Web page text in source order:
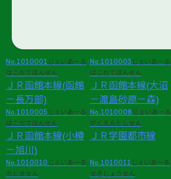
No.1010001 じぇいあーる
はこだてほんせん
ＪＲ函館本線(函館
－長万部)
No.1010003 じぇいあーる
はこだてほんせん
ＪＲ函館本線(大沼
－渡島砂原－森)
No.1010005 じぇいあーる
はこだてほんせん
ＪＲ函館本線(小樽
－旭川)
No.1010008 じぇいあーる
がくえんとしせん
ＪＲ学園都市線
No.1010010 じぇいあーる
ちとせせん
No.1010011 じぇいあーる
せきしょうせん